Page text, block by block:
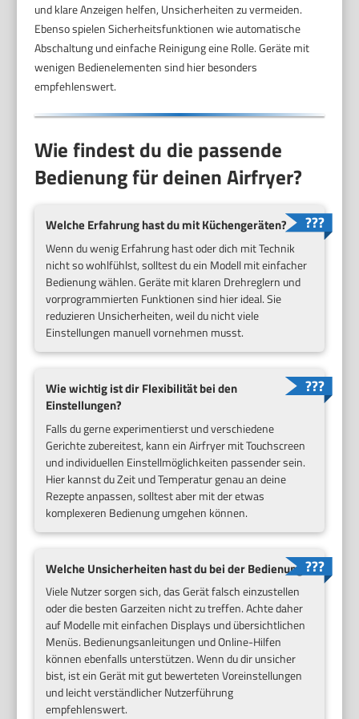
und klare Anzeigen helfen, Unsicherheiten zu vermeiden.
Ebenso spielen Sicherheitsfunktionen wie automatische
Abschaltung und einfache Reinigung eine Rolle. Geräte mit
wenigen Bedienelementen sind hier besonders
empfehlenswert.
Wie findest du die passende
Bedienung für deinen Airfryer?
Welche Erfahrung hast du mit Küchengeräten?
Wenn du wenig Erfahrung hast oder dich mit Technik
nicht so wohlfühlst, solltest du ein Modell mit einfacher
Bedienung wählen. Geräte mit klaren Drehreglern und
vorprogrammierten Funktionen sind hier ideal. Sie
reduzieren Unsicherheiten, weil du nicht viele
Einstellungen manuell vornehmen musst.
Wie wichtig ist dir Flexibilität bei den
Einstellungen?
Falls du gerne experimentierst und verschiedene
Gerichte zubereitest, kann ein Airfryer mit Touchscreen
und individuellen Einstellmöglichkeiten passender sein.
Hier kannst du Zeit und Temperatur genau an deine
Rezepte anpassen, solltest aber mit der etwas
komplexeren Bedienung umgehen können.
Welche Unsicherheiten hast du bei der Bedienung?
Viele Nutzer sorgen sich, das Gerät falsch einzustellen
oder die besten Garzeiten nicht zu treffen. Achte daher
auf Modelle mit einfachen Displays und übersichtlichen
Menüs. Bedienungsanleitungen und Online-Hilfen
können ebenfalls unterstützen. Wenn du dir unsicher
bist, ist ein Gerät mit gut bewerteten Voreinstellungen
und leicht verständlicher Nutzerführung
empfehlenswert.